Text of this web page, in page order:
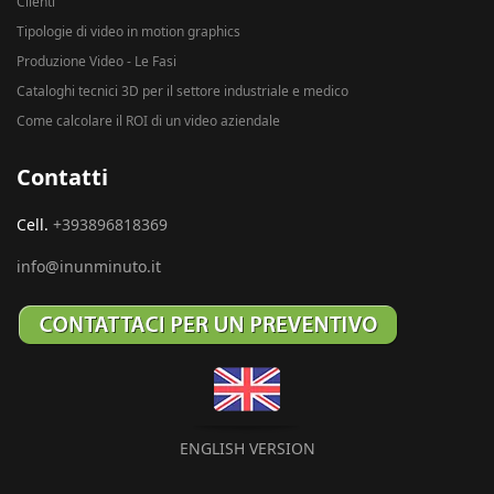
Tipologie di video in motion graphics
Produzione Video - Le Fasi
Cataloghi tecnici 3D per il settore industriale e medico
Come calcolare il ROI di un video aziendale
Contatti
Cell. +393896818369
info@inunminuto.it
ENGLISH VERSION